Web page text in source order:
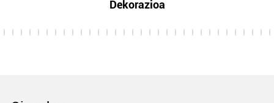
Dekorazioa